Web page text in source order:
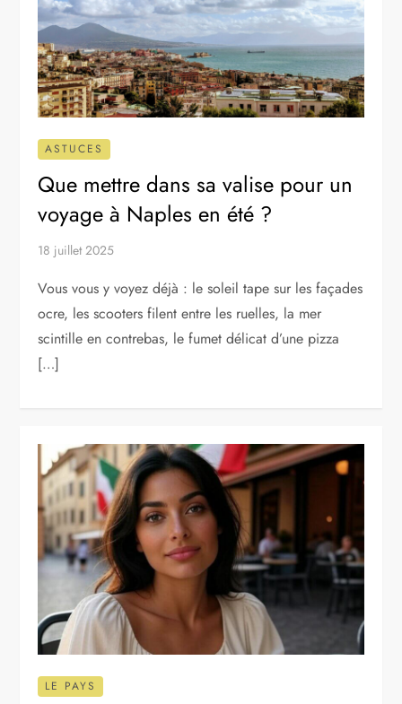
ASTUCES
Que mettre dans sa valise pour un
voyage à Naples en été ?
18 juillet 2025
Vous vous y voyez déjà : le soleil tape sur les façades
ocre, les scooters filent entre les ruelles, la mer
scintille en contrebas, le fumet délicat d’une pizza
[…]
LE PAYS